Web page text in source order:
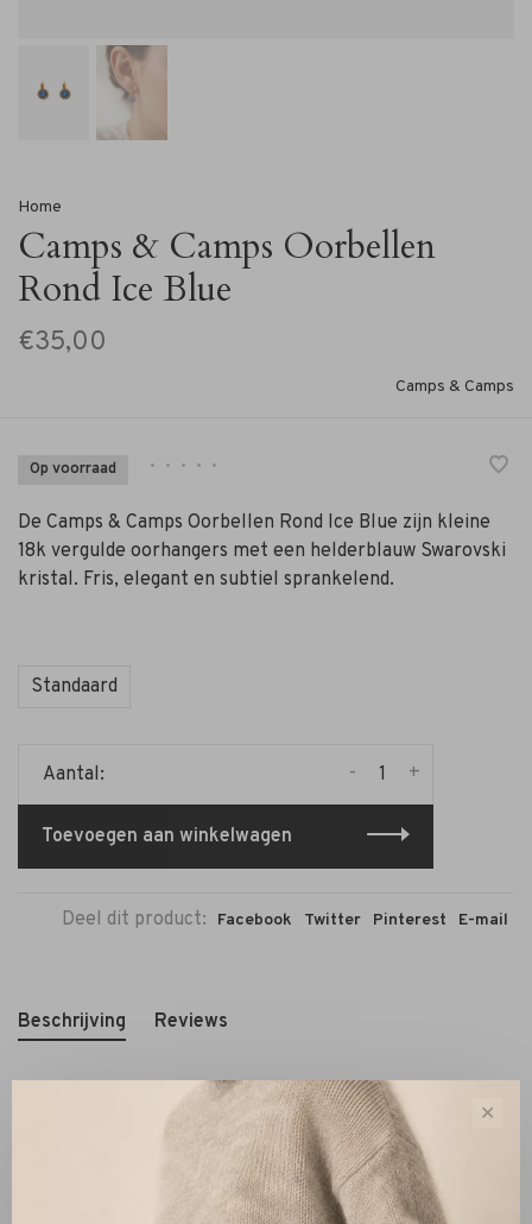
Home
Camps & Camps Oorbellen
Rond Ice Blue
€35,00
Camps & Camps
Op voorraad • • • • •
De Camps & Camps Oorbellen Rond Ice Blue zijn kleine
18k vergulde oorhangers met een helderblauw Swarovski
kristal. Fris, elegant en subtiel sprankelend.
Standaard
Aantal: +
-
Toevoegen aan winkelwagen
Deel dit product: Facebook Twitter Pinterest E-mail
Beschrijving Reviews
De Camps & Camps Oorbellen Rond Ice Blue zijn verfijnde
oorhangers met een frisse, elegante uitstraling. Het
ronde Swarovski kristal in de kleur Ice Blue geeft een
heldere, zachte sprankeling die het gezicht subtiel
✕